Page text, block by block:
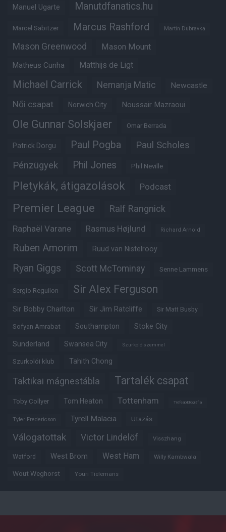
Manuel Ugarte Manutdfanatics.hu
Marcel Sabitzer Marcus Rashford Martin Dubravka
Mason Greenwood Mason Mount
Matheus Cunha Matthijs de Ligt
Michael Carrick Nemanja Matic Newcastle
Női csapat Norwich City Noussair Mazraoui
Ole Gunnar Solskjaer Omar Berrada
Patrick Dorgu Paul Pogba Paul Scholes
Pénzügyek Phil Jones Phil Neville
Pletykák, átigazolások Podcast
Premier League Ralf Rangnick
Raphaël Varane Rasmus Højlund Richard Arnold
Ruben Amorim Ruud van Nistelrooy
Ryan Giggs Scott McTominay Senne Lammens
Sergio Reguilon Sir Alex Ferguson
Sir Bobby Charlton Sir Jim Ratcliffe Sir Matt Busby
Sofyan Amrabat Southampton Stoke City
Sunderland Swansea City Szurkoló szemmel
Szurkolói klub Tahith Chong
Taktikai mágnestábla Tartalék csapat
Toby Collyer Tom Heaton Tottenham Trófeabibliográfia
Tyler Fredericson Tyrell Malacia Utazás
Válogatottak Victor Lindelöf Visszhang
Watford West Brom West Ham Willy Kambwala
Wout Weghorst Youri Tielemans